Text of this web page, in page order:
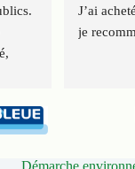
J’ai
je
Démarche